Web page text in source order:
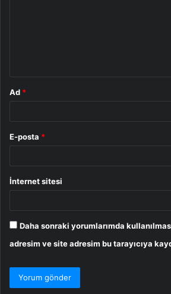
Ad *
E-posta *
İnternet sitesi
Daha sonraki yorumlarımda
adresim ve site adresim bu tarayıcıya